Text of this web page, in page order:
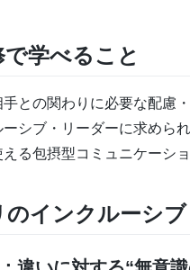
学べること
手との関わりに必要な配慮
ーシブ・リーダーに求めら
る包摂型コミュニケーシ
のインクルーシ